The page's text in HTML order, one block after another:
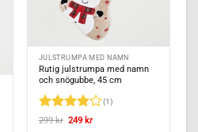
JULSTRUMPA MED NAMN
Rutig julstrumpa med namn
och snögubbe, 45 cm
Betygsatt
(1)
299kr Det
249 krDet